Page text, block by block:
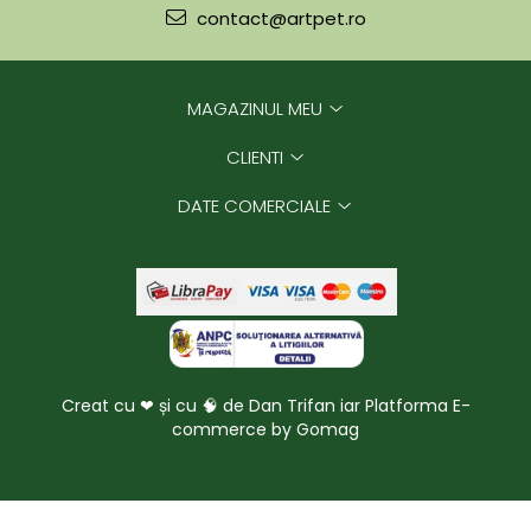
contact@artpet.ro
MAGAZINUL MEU
CLIENTI
DATE COMERCIALE
Creat cu ❤ și cu 🧠 de Dan Trifan iar Platforma E-
commerce by Gomag